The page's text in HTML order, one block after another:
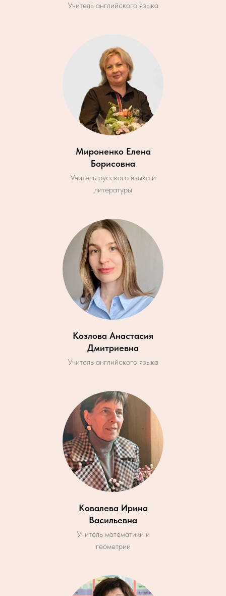
Учитель английского языка
Мироненко Елена
Борисовна
Учитель русского языка и
литературы
Козлова Анастасия
Дмитриевна
Учитель английского языка
Ковалева Ирина
Васильевна
Учитель математики и
геометрии